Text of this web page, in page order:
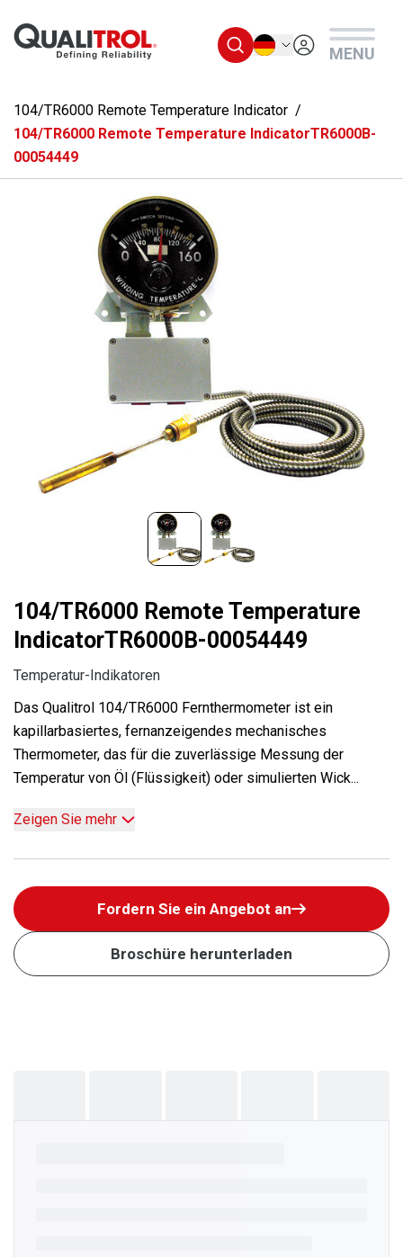
Deutsch
MENU
104/TR6000 Remote Temperature Indicator
104/TR6000 Remote Temperature IndicatorTR6000B-
00054449
104/TR6000 Remote Temperature
IndicatorTR6000B-00054449
Temperatur-Indikatoren
Das Qualitrol 104/TR6000 Fernthermometer ist ein
kapillarbasiertes, fernanzeigendes mechanisches
Thermometer, das für die zuverlässige Messung der
Temperatur von Öl (Flüssigkeit) oder simulierten Wick...
Zeigen Sie mehr
Fordern Sie ein Angebot an
Broschüre herunterladen